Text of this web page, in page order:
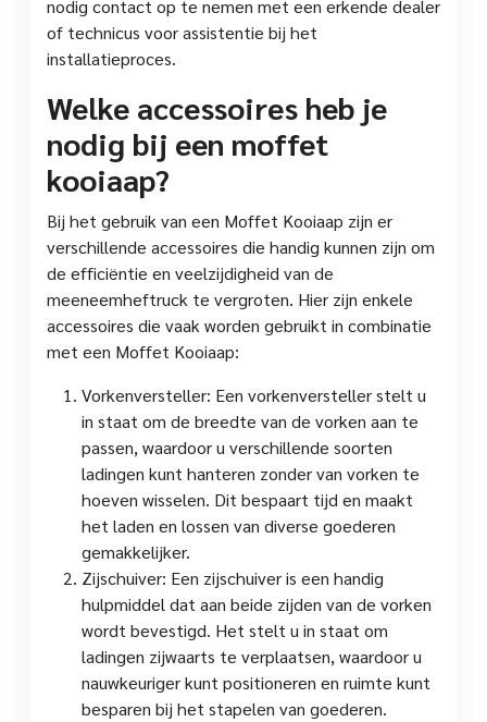
nodig contact op te nemen met een erkende dealer
of technicus voor assistentie bij het
installatieproces.
Welke accessoires heb je
nodig bij een moffet
kooiaap?
Bij het gebruik van een Moffet Kooiaap zijn er
verschillende accessoires die handig kunnen zijn om
de efficiëntie en veelzijdigheid van de
meeneemheftruck te vergroten. Hier zijn enkele
accessoires die vaak worden gebruikt in combinatie
met een Moffet Kooiaap:
Vorkenversteller: Een vorkenversteller stelt u
in staat om de breedte van de vorken aan te
passen, waardoor u verschillende soorten
ladingen kunt hanteren zonder van vorken te
hoeven wisselen. Dit bespaart tijd en maakt
het laden en lossen van diverse goederen
gemakkelijker.
Zijschuiver: Een zijschuiver is een handig
hulpmiddel dat aan beide zijden van de vorken
wordt bevestigd. Het stelt u in staat om
ladingen zijwaarts te verplaatsen, waardoor u
nauwkeuriger kunt positioneren en ruimte kunt
besparen bij het stapelen van goederen.